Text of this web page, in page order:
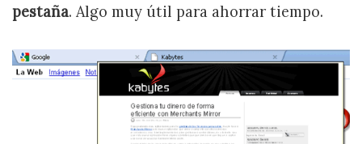
pestaña. Algo muy útil para ahorrar tiempo.